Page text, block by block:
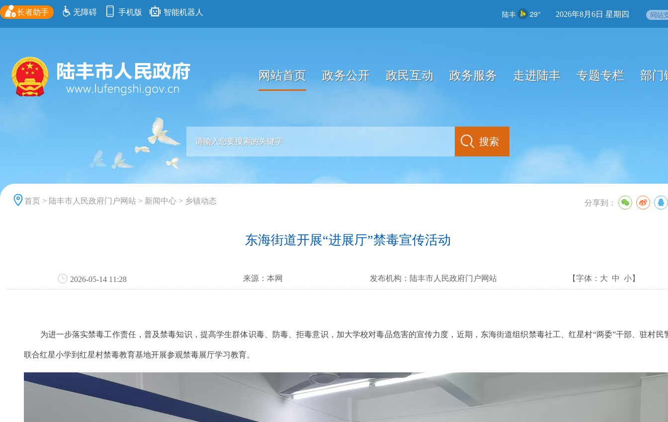
长者助手 无障碍 手机版 智能机器人 陆丰 29° 2026年8月6日 星期四
网站首页 政务公开 政民互动 政务服务 走进陆丰 专题专栏 部门
首页 > 陆丰市人民政府门户网站 > 新闻中心 > 乡镇动态 分享到：
东海街道开展“进展厅”禁毒宣传活动
2026-05-14 11:28 来源： 本网 发布机构： 陆丰市人民政府门户网站 【字体： 大 中 小】
为进一步落实禁毒工作责任，普及禁毒知识，提高学生群体识毒、防毒、拒毒意识，加大学校对毒品危害的宣传力度，近期，东海街道组织禁毒社工、红星村“两委”干部、驻村民
联合红星小学到红星村禁毒教育基地开展参观禁毒展厅学习教育。